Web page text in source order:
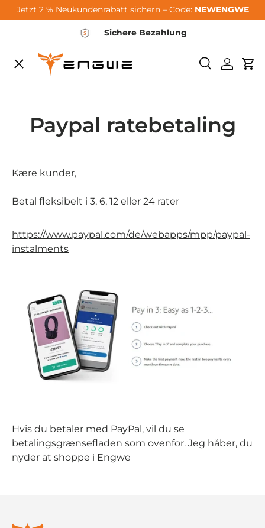
Gå til indhold
Jetzt 2 % Neukundenrabatt sichern – Code: NEWENGWE
Sichere Bezahlung
SøgeLog ind
Menu
City-Sale
E-Bikes
Zubehör
Support
Paypal ratebetaling
Kære kunder,
Betal fleksibelt i 3, 6, 12 eller 24 rater
https://www.paypal.com/de/webapps/mpp/paypal-
instalments
Hvis du betaler med PayPal, vil du se
betalingsgrænsefladen som ovenfor. Jeg håber, du
nyder at shoppe i Engwe